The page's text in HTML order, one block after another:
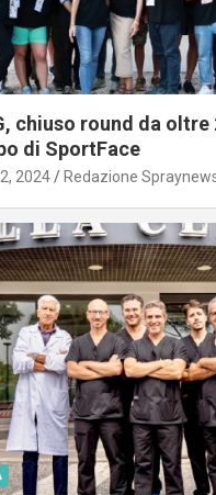
chiuso round da
di SportFace
2024 Redazione